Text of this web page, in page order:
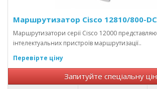
Маршрутизатор Cisco 12810/800-DC
Маршрутизатори серії Cisco 12000
інтелектуальних пристроїв маршрутизації..
Перевірте ціну
Запитуйте спеціальну